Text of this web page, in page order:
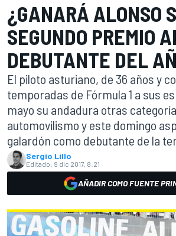
¿GANARÁ ALONSO
SEGUNDO PREMIO
DEBUTANTE DEL
El piloto asturiano, de 36 años y
temporadas de Fórmula 1 a sus
mayo su andadura otras
automovilismo y este domingo
galardón como debutante de la
Sergio Lillo
Editado: 9 dic 2017, 8:21
AÑADIR COMO FUENTE